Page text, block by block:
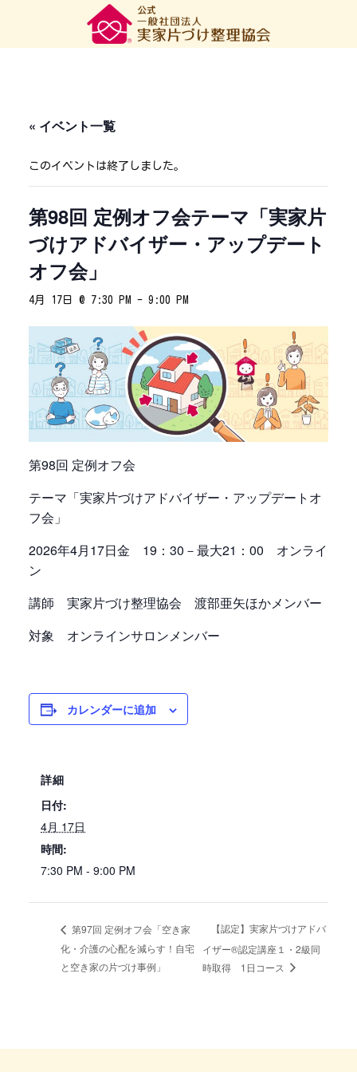
« イベント一覧
このイベントは終了しました。
第98回 定例オフ会テーマ「実家片
づけアドバイザー・アップデート
オフ会」
4月 17日 @ 7:30 PM - 9:00 PM
第98回 定例オフ会
テーマ「実家片づけアドバイザー・アップデートオ
フ会」
2026年4月17日金 19：30－最大21：00 オンライ
ン
講師 実家片づけ整理協会 渡部亜矢ほかメンバー
対象 オンラインサロンメンバー
カレンダーに追加
詳細
日付:
4月 17日
時間:
7:30 PM - 9:00 PM
第97回 定例オフ会「空き家
化・介護の心配を減らす！自宅
と空き家の片づけ事例」
【認定】実家片づけアドバ
イザー®認定講座１・2級同
時取得 1日コース